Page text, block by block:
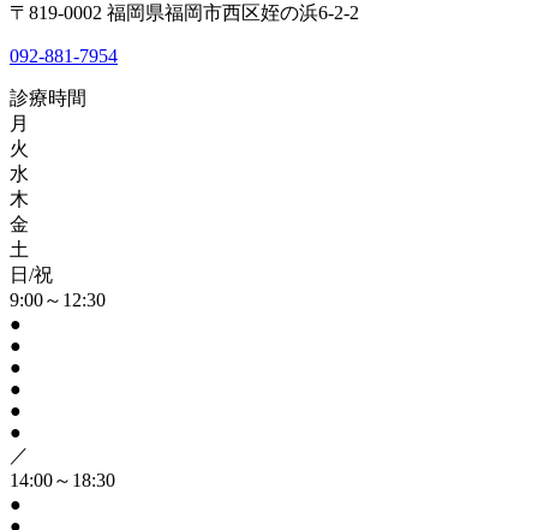
〒819-0002 福岡県福岡市西区姪の浜6-2-2
092-881-7954
診療時間
月
火
水
木
金
土
日/祝
9:00～12:30
●
●
●
●
●
●
／
14:00～18:30
●
●